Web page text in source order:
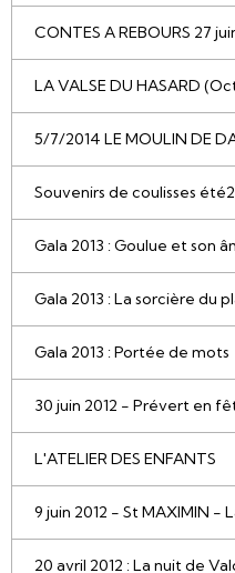
CONTES A REBOURS 27
LA VALSE DU HASARD
5/7/2014 LE MOULIN DE
Souvenirs de coulisses
Gala 2013 : Goulue et son
Gala 2013 : La sorcière du
Gala 2013 : Portée de mots
30 juin 2012 - Prévert en
L'ATELIER DES ENFANTS
9 juin 2012 - St MAXIMIN -
20 avril 2012 : La nuit de